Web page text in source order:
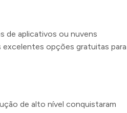
de aplicativos ou nuvens
opções gratuitas para
de alto nível conquistaram